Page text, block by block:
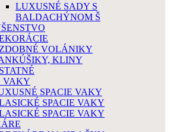
LUXUSNÉ SADY S
BALDACHÝNOM Š
VOLÁNIKY
KLINY
VAKY
SPACIE VAKY
SPACIE VAKY
SPACIE VAKY